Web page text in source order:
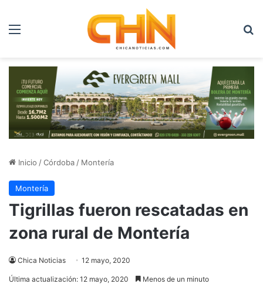
Menú
Inicio /Córdoba / Montería
Montería
Tigrillas fueron rescatadas en
zona rural de Montería
Chica Noticias 12 mayo, 2020
Última actualización: 12 mayo, 2020 Menos de un minuto